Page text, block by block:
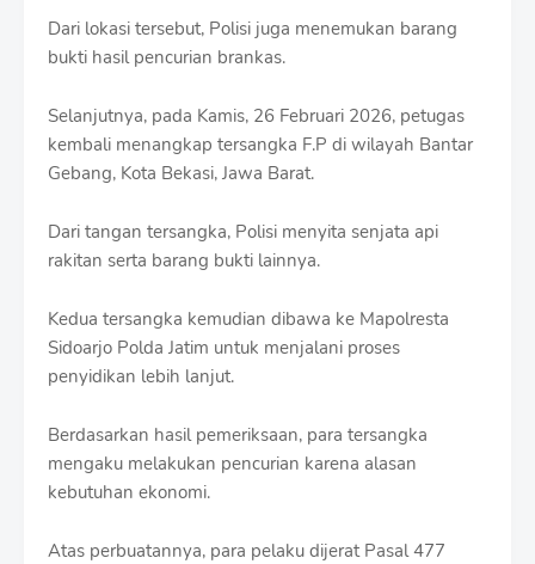
Dari lokasi tersebut, Polisi juga menemukan barang
bukti hasil pencurian brankas.
Selanjutnya, pada Kamis, 26 Februari 2026, petugas
kembali menangkap tersangka F.P di wilayah Bantar
Gebang, Kota Bekasi, Jawa Barat.
Dari tangan tersangka, Polisi menyita senjata api
rakitan serta barang bukti lainnya.
Kedua tersangka kemudian dibawa ke Mapolresta
Sidoarjo Polda Jatim untuk menjalani proses
penyidikan lebih lanjut.
Berdasarkan hasil pemeriksaan, para tersangka
mengaku melakukan pencurian karena alasan
kebutuhan ekonomi.
Atas perbuatannya, para pelaku dijerat Pasal 477